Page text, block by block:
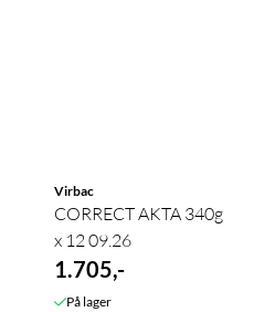
Virbac
CORRECT AKTA 340g
x 12 09.26
1.705,-
På lager